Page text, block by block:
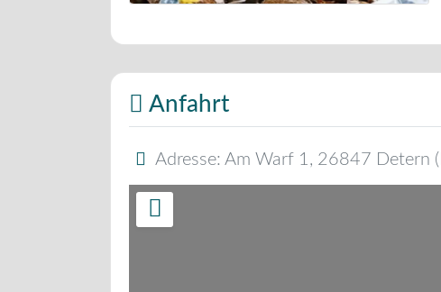
Bäckerei Musterbild
Anfahrt
Adresse: Am Warf 1, 26847 Detern (